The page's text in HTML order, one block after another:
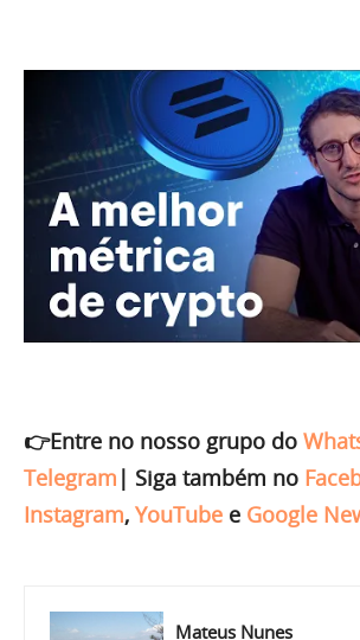
👉Entre no nosso grupo do
Telegram | Siga também no
Instagram, YouTube e Google
Mateus Nunes